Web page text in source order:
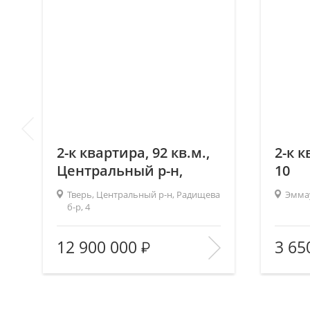
2-к квартира, 92 кв.м.,
Центральный р-н,
Радищева б-р, 4
Тверь, Центральный р-н, Радищева
б-р, 4
Площадь (общ/жил/
кух), м2 :
92.5/28.3/45.2
12 900 000
2-к
10
Этаж:
3